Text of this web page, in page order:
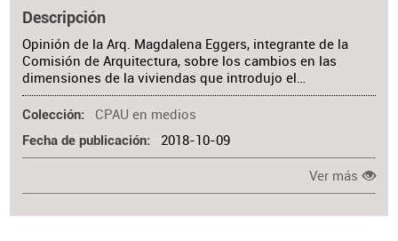
Descripción
Opinión de la Arq. Magdalena Eggers, integrante de la
Comisión de Arquitectura, sobre los cambios en las
dimensiones de la viviendas que introdujo el…
Colección CPAU en medios
Fecha de publicación 2018-10-09
Ver más